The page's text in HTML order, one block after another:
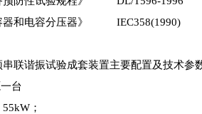
器和电容分压器》 IEC358(1990)
串联谐振试验成套装置主要配置及技术参
台
；